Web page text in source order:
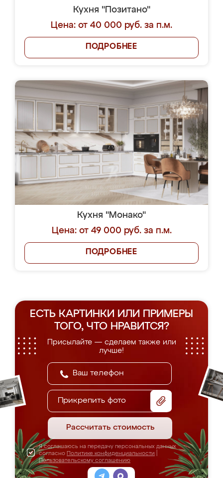
Кухня "Позитано"
Цена: от 40 000 руб. за п.м.
ПОДРОБНЕЕ
Кухня "Монако"
Цена: от 49 000 руб. за п.м.
ПОДРОБНЕЕ
ЕСТЬ КАРТИНКИ ИЛИ ПРИМЕРЫ
ТОГО, ЧТО НРАВИТСЯ?
Присылайте — сделаем также или
лучше!
Прикрепить фото
Рассчитать стоимость
Я соглашаюсь на передачу персональных данных
согласно Политике конфиденциальности
Пользовательскому соглашению